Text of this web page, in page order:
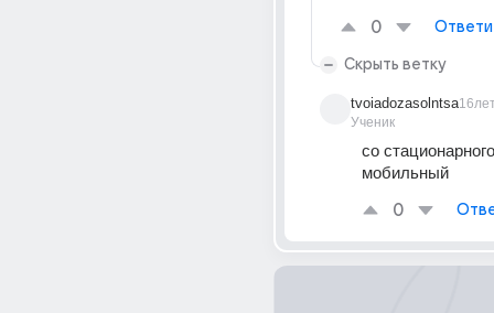
0
Скрыть ветку
tvoiadozasolntsa
Ученик
со
мобильный
0